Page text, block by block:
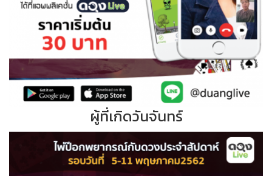
ผู้ที่เกิดวันจันทร์